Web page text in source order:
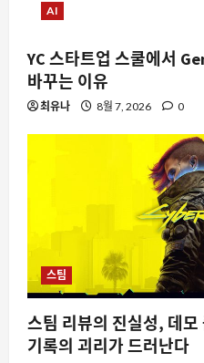
AI
YC 스타트업 스쿨에서
바꾸는 이유
최유나 8월 7, 2026 0
스팀
스팀 리뷰의 진실성, 데모
기록의 괴리가 드러난다